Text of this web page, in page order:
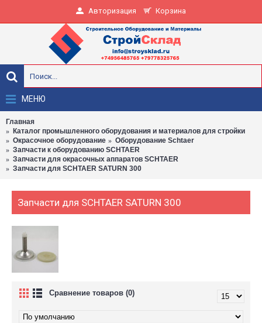
Авторизация Корзина
МЕНЮ
Главная
Каталог промышленного оборудования и материалов для стройки
Окрасочное оборудование
Оборудование Schtaer
Запчасти к оборудованию SCHTAER
Запчасти для окрасочных аппаратов SCHTAER
Запчасти для SCHTAER SATURN 300
Запчасти для SCHTAER SATURN 300
Сравнение товаров (0)